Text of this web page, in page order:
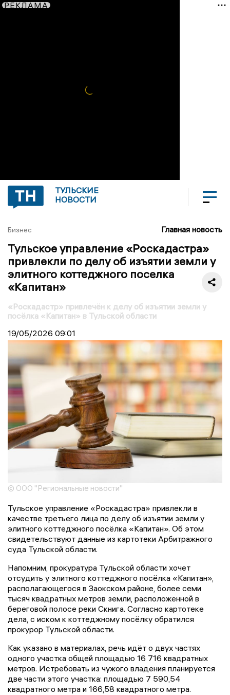
РЕКЛАМА
ТУЛЬСКИЕ
НОВОСТИ
Бизнес Главная новость
Тульское управление «Роскадастра»
привлекли по делу об изъятии земли у
элитного коттеджного поселка
«Капитан»
«Роскадастр» привлечён к делу об изъятии земли у
посёлка «Капитан» в Тульской области
19/05/2026 09:01
© ООО "Региональные новости"
Тульское управление «Роскадастра» привлекли в
качестве третьего лица по делу об изъятии земли у
элитного коттеджного посёлка «Капитан». Об этом
свидетельствуют данные из картотеки Арбитражного
суда Тульской области.
Напомним, прокуратура Тульской области хочет
отсудить у элитного коттеджного посёлка «Капитан»,
располагающегося в Заокском районе, более семи
тысяч квадратных метров земли, расположенной в
береговой полосе реки Скнига. Согласно картотеке
дела, с иском к коттеджному посёлку обратился
прокурор Тульской области.
Как указано в материалах, речь идёт о двух частях
одного участка общей площадью 16 716 квадратных
метров. Истребовать из чужого владения планируется
две части этого участка: площадью 7 590,54
квадратного метра и 166,58 квадратного метра.